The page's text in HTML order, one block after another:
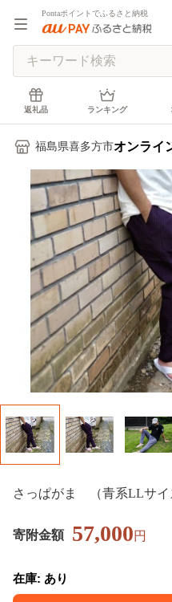
Pontaポイントでふるさと納税
返礼品 ランキング
福島県喜多方市オンライ
さっぱがま （青系LLサイ
寄附金額 57,000円
在庫: あり